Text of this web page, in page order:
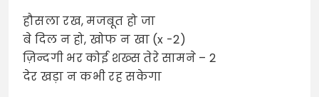
हौसला रख, मजबूत हो जा
बे दिल न हो, खोफ न खा (x -2)
ज़िन्दगी भर कोई शख्स तेरे सामने – 2
देर खड़ा न कभी रह सकेगा